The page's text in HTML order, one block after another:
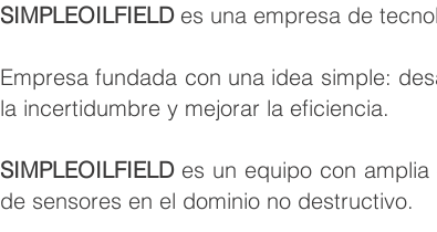
SIMPLEOILFIELD es una empresa de
Empresa fundada con una idea simple:
la incertidumbre y mejorar la eficiencia.
SIMPLEOILFIELD es un equipo con
de sensores en el dominio no destructivo.